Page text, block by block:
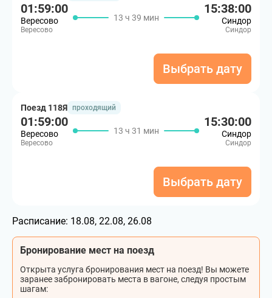
01:59:00
Вересово
Вересово
13 ч 39 мин
15:38:00
Синдор
Синдор
Выбрать дату
Поезд 118Я проходящий
01:59:00
Вересово
Вересово
13 ч 31 мин
15:30:00
Синдор
Синдор
Выбрать дату
Расписание: 18.08, 22.08, 26.08
Бронирование мест на поезд
Открыта услуга бронирования мест на поезд! Вы можете
заранее забронировать места в вагоне, следуя простым
шагам: